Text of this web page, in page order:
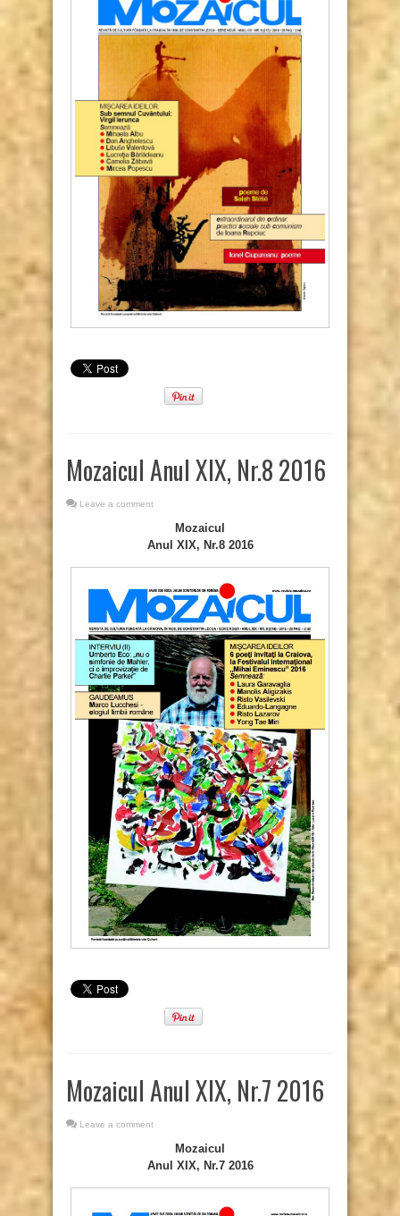
Mozaicul Anul XIX, Nr.8 2016
Leave a comment
Mozaicul
Anul XIX, Nr.8 2016
Mozaicul Anul XIX, Nr.7 2016
Leave a comment
Mozaicul
Anul XIX, Nr.7 2016